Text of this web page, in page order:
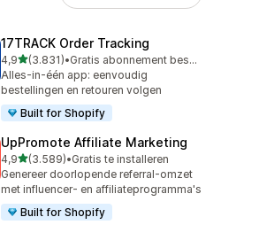
17TRACK Order Tracking
4,9van 5 sterren
(3.831)
3831 recensies in totaal
•
Gratis abonnement beschikbaar
Alles-in-één app: eenvoudig
bestellingen en retouren volgen
Built for Shopify
UpPromote Affiliate Marketing
4,9van 5 sterren
(3.589)
3589 recensies in totaal
•Gratis te installeren
Genereer doorlopende referral-omzet
met influencer- en affiliateprogramma's
Built for Shopify